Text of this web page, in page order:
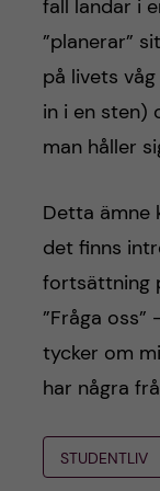
fall landar i
”planerar”
på livets
in i en sten)
man håller
Detta ämne
det finns
fortsättning
”Fråga
tycker om
har några
STUDENTLIV